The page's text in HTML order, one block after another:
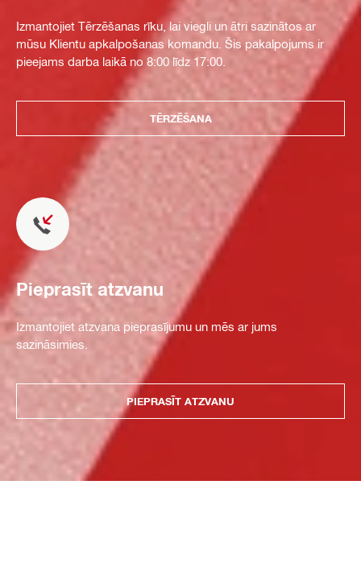
Izmantojiet Tērzēšanas rīku, lai viegli un ātri sazinātos ar
mūsu Klientu apkalpošanas komandu. Šis pakalpojums ir
pieejams darba laikā no 8:00 līdz 17:00.
TĒRZĒŠANA
Pieprasīt atzvanu
Izmantojiet atzvana pieprasījumu un mēs ar jums
sazināsimies.
PIEPRASĪT ATZVANU